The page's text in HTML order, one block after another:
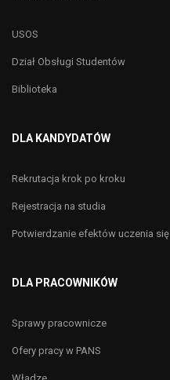
USOS
Dział Obsługi Studentów
Biblioteka
DLA KANDYDATÓW
Rekrutacja krok po kroku
Rejestracja na studia
Potwierdzanie efektów uczenia się
DLA PRACOWNIKÓW
Sprawy pracownicze
Ofery pracy w PANS